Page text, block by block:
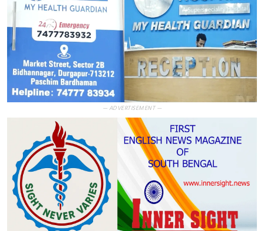
— ADVERTISEMENT —